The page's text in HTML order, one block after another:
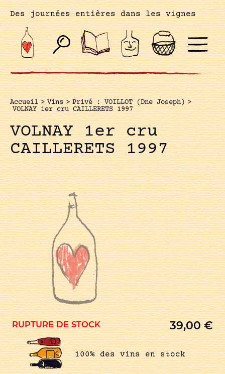
Des journées entières dans les vignes
Accueil > Vins > Privé : VOILLOT (Dne Joseph) >
VOLNAY 1er cru CAILLERETS 1997
VOLNAY 1er cru
CAILLERETS 1997
RUPTURE DE STOCK 39,00€
100% des vins en stock